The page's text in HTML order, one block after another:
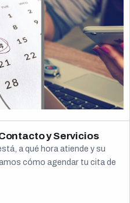
y Servicios
a qué hora atiende y su
cómo agendar tu cita de